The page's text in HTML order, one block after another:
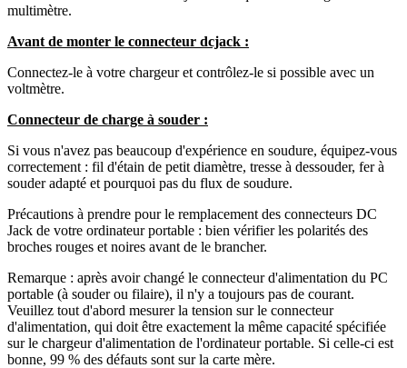
multimètre.
Avant de monter le connecteur dcjack :
Connectez-le à votre chargeur et contrôlez-le si possible avec un
voltmètre.
Connecteur de charge à souder :
Si vous n'avez pas beaucoup d'expérience en soudure, équipez-vous
correctement : fil d'étain de petit diamètre, tresse à dessouder, fer à
souder adapté et pourquoi pas du flux de soudure.
Précautions à prendre pour le remplacement des connecteurs DC
Jack de votre ordinateur portable : bien vérifier les polarités des
broches rouges et noires avant de le brancher.
Remarque : après avoir changé le connecteur d'alimentation du PC
portable (à souder ou filaire), il n'y a toujours pas de courant.
Veuillez tout d'abord mesurer la tension sur le connecteur
d'alimentation, qui doit être exactement la même capacité spécifiée
sur le chargeur d'alimentation de l'ordinateur portable. Si celle-ci est
bonne, 99 % des défauts sont sur la carte mère.